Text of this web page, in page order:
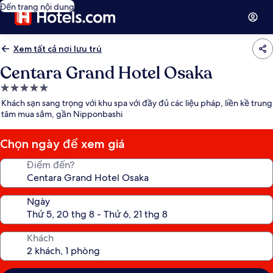
Đến trang nội dung
Xem tất cả nơi lưu trú
Centara Grand Hotel Osaka
Nơi
lưu
trú
5.0
sao
Khách sạn sang trọng với khu spa với đầy đủ các liệu pháp, liền kề trung
tâm mua sắm, gần Nipponbashi
Chọn ngày để xem giá
Điểm đến?
Ngày
Khách